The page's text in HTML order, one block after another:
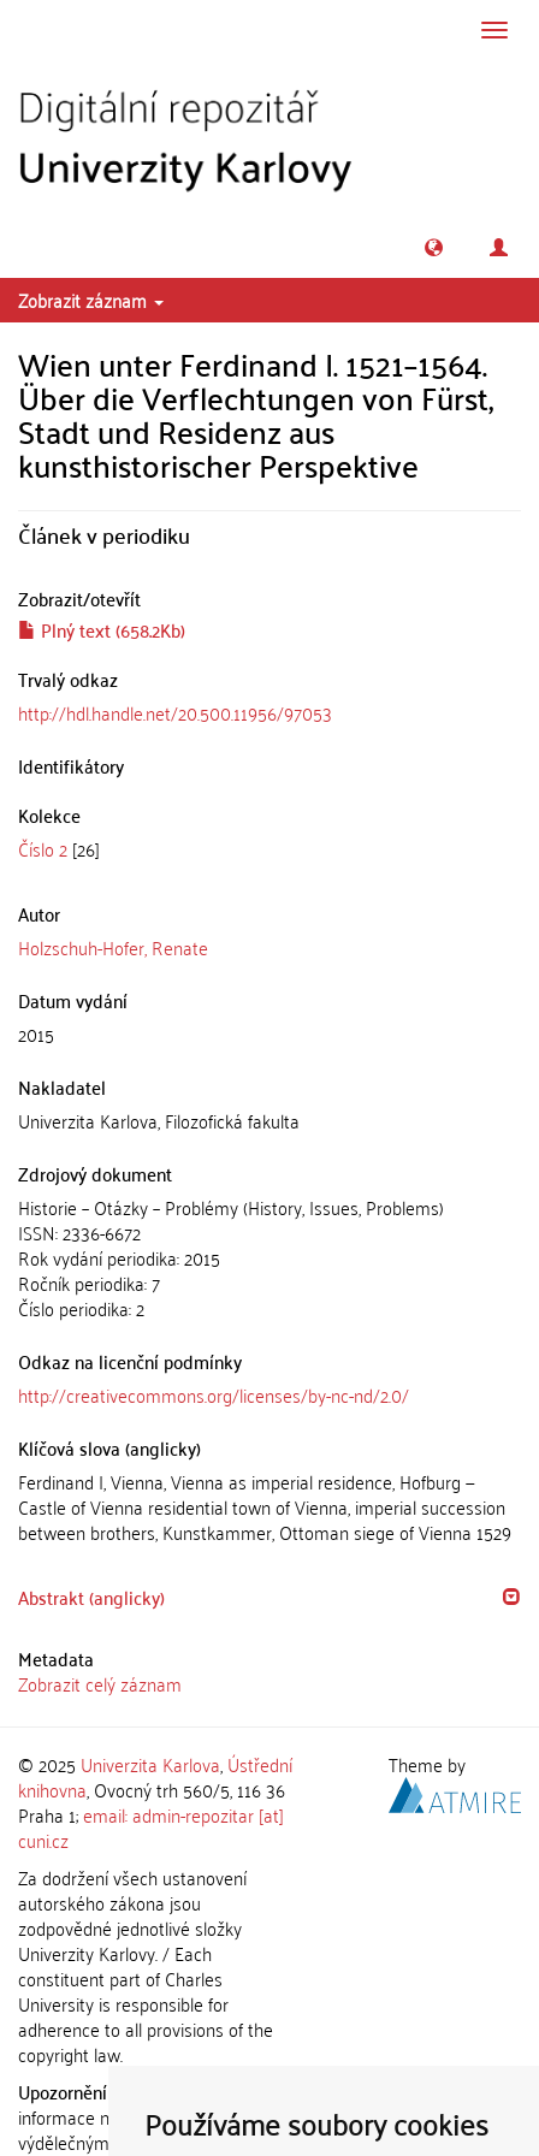
Používáme soubory cookies
Zobrazit záznam
Wien unter Ferdinand I. 1521–1564.
Über die Verflechtungen von Fürst,
Stadt und Residenz aus
kunsthistorischer Perspektive
Článek v periodiku
Zobrazit/otevřít
Plný text (658.2Kb)
Trvalý odkaz
http://hdl.handle.net/20.500.11956/97053
Identifikátory
Kolekce
Číslo 2[26]
Autor
Holzschuh-Hofer, Renate
Datum vydání
2015
Nakladatel
Univerzita Karlova, Filozofická fakulta
Zdrojový dokument
Historie – Otázky – Problémy (History, Issues, Problems)
ISSN: 2336-6672
Rok vydání periodika: 2015
Ročník periodika: 7
Číslo periodika: 2
Odkaz na licenční podmínky
http://creativecommons.org/licenses/by-nc-nd/2.0/
Klíčová slova (anglicky)
Ferdinand I, Vienna, Vienna as imperial residence, Hofburg —
Castle of Vienna residential town of Vienna, imperial succession
between brothers, Kunstkammer, Ottoman siege of Vienna 1529
Abstrakt (anglicky)
Metadata
Zobrazit celý záznam
© 2025 Univerzita Karlova,Ústřední
knihovna, Ovocný trh 560/5, 116 36
Praha 1;email: admin-repozitar [at]
cuni.cz
Za dodržení všech ustanovení
autorského zákona jsou
zodpovědné jednotlivé složky
Univerzity Karlovy. / Each
constituent part of Charles
University is responsible for
adherence to all provisions of the
copyright law.
Upozornění / Notice:
informace nemohou být použity k
výdělečným účelům nebo vydávány
Theme by